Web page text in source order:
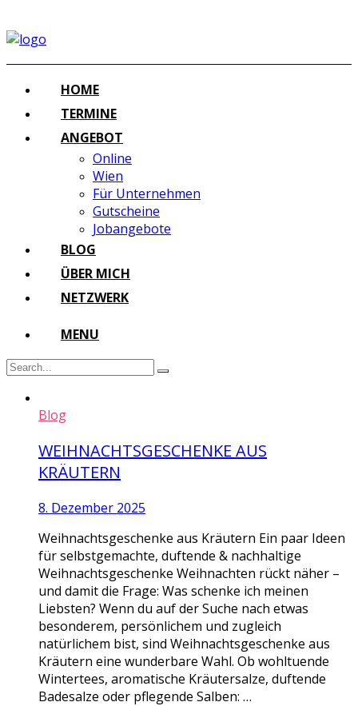
HOME
TERMINE
ANGEBOT
Online
Wien
Für Unternehmen
Gutscheine
Jobangebote
BLOG
ÜBER MICH
NETZWERK
MENU
Blog
WEIHNACHTSGESCHENKE AUS
KRÄUTERN
8. Dezember 2025
Weihnachtsgeschenke aus Kräutern Ein paar Ideen
für selbstgemachte, duftende & nachhaltige
Weihnachtsgeschenke Weihnachten rückt näher –
und damit die Frage: Was schenke ich meinen
Liebsten? Wenn du auf der Suche nach etwas
besonderem, persönlichem und zugleich
natürlichem bist, sind Weihnachtsgeschenke aus
Kräutern eine wunderbare Wahl. Ob wohltuende
Wintertees, aromatische Kräutersalze, duftende
Badesalze oder pflegende Salben: …